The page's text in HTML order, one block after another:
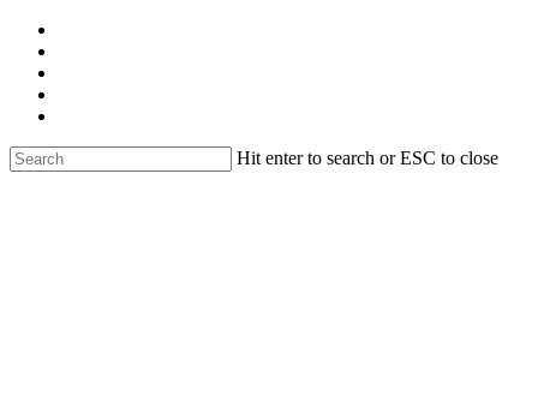
Skip
main
content
Hit enter to search or ESC to close